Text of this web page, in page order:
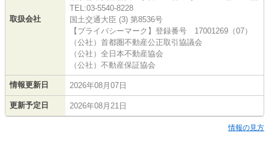
取扱会社
TEL:03-5540-8228
国土交通大臣 (3) 第8536号
【プライバシーマーク】登録番号 17001269（07）
（公社）首都圏不動産公正取引協議会
（公社）全日本不動産協会
（公社）不動産保証協会
情報更新日 2026年08月07日
更新予定日 2026年08月21日
情報の見方